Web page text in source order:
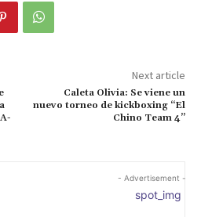
Next article
Caleta Olivia: Se viene un
nuevo torneo de kickboxing “El
Chino Team 4”
- Advertisement -